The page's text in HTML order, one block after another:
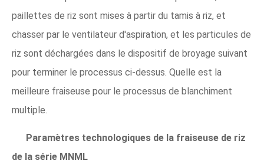
paillettes de riz sont mises à partir du tamis à riz, et
chasser par le ventilateur d'aspiration, et les particules de
riz sont déchargées dans le dispositif de broyage suivant
pour terminer le processus ci-dessus. Quelle est la
meilleure fraiseuse pour le processus de blanchiment
multiple.
Paramètres technologiques de la fraiseuse de riz
de la série MNML